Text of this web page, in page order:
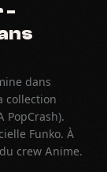
-
dans
collection
PopCrash).
Funko. À
crew Anime.